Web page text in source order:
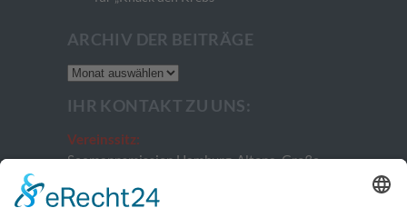
ARCHIV DER BEITRÄGE
Archiv
Beiträge
IHR KONTAKT ZU UNS:
Vereinssitz:
Seemannsmission Hamburg-Altona, Große